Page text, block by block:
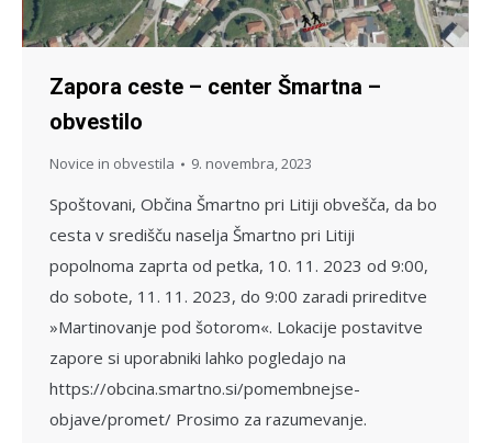
Zapora ceste – center Šmartna –
obvestilo
Novice in obvestila 9. novembra, 2023
Spoštovani, Občina Šmartno pri Litiji obvešča, da bo
cesta v središču naselja Šmartno pri Litiji
popolnoma zaprta od petka, 10. 11. 2023 od 9:00,
do sobote, 11. 11. 2023, do 9:00 zaradi prireditve
»Martinovanje pod šotorom«. Lokacije postavitve
zapore si uporabniki lahko pogledajo na
https://obcina.smartno.si/pomembnejse-
objave/promet/ Prosimo za razumevanje.